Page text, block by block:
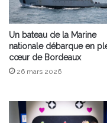
Un bateau de la Marine
nationale débarque en
cœur de Bordeaux
26 mars 2026